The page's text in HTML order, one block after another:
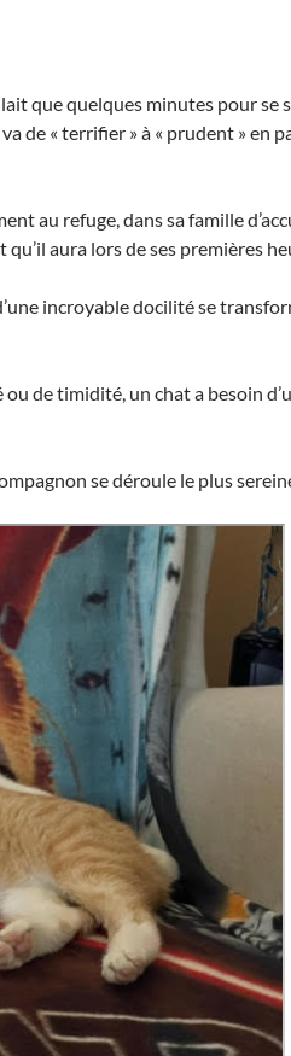
que quelques minutes pour
de « terrifier » à « prudent » en
au refuge, dans sa famille
aura lors de ses premières
incroyable docilité se
de timidité, un chat a besoin
se déroule le plus